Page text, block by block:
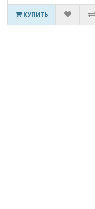
КУПИТЬ